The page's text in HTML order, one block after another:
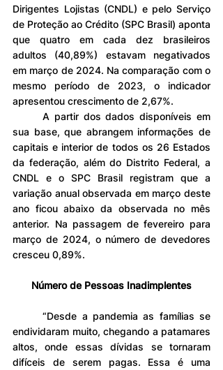
Dirigentes Lojistas (CNDL) e pelo Serviço
de Proteção ao Crédito (SPC Brasil) aponta
que quatro em cada dez brasileiros
adultos (40,89%) estavam negativados
em março de 2024. Na comparação com o
mesmo período de 2023, o indicador
apresentou crescimento de 2,67%.
sua base, que abrangem informações de
capitais e interior de todos os 26 Estados
da federação, além do Distrito Federal, a
CNDL e o SPC Brasil registram que a
variação anual observada em março deste
ano ficou abaixo da observada no mês
anterior. Na passagem de fevereiro para
março de 2024, o número de devedores
cresceu 0,89%.
Número de Pessoas Inadimplentes
	“Desde a pandemia as famílias se
endividaram muito, chegando a patamares
altos, onde essas dívidas se tornaram
difíceis de serem pagas. Essa é uma